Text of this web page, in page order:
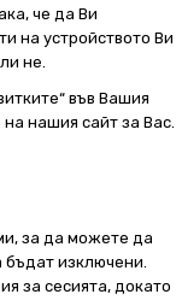
че да Ви
на устройството Ви
не.
във Вашия
нашия сайт за Вас.
за да можете да
изключени.
за сесията, докато